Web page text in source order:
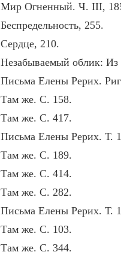
Мир Огненный. Ч. III,
Беспредельность, 255.
Сердце, 210.
Незабываемый облик:
Письма Елены Рерих.
Там же. С. 158.
Там же. С. 417.
Письма Елены Рерих. Т.
Там же. С. 189.
Там же. С. 414.
Там же. С. 282.
Письма Елены Рерих. Т.
Там же. С. 103.
Там же. С. 344.